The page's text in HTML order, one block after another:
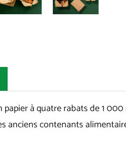
à quatre rabats de 1
anciens contenants